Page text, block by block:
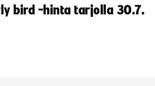
bird -hinta tarjolla 30.7.